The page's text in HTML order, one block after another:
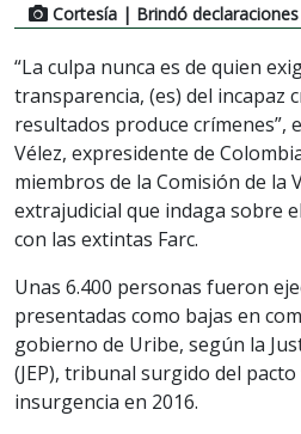
Cortesía | Brindó
“La culpa nunca es de quien
transparencia, (es) del incapaz
resultados produce crímenes”,
Vélez, expresidente de
miembros de la Comisión de la
extrajudicial que indaga sobre
con las extintas Farc.
Unas 6.400 personas fueron
presentadas como bajas en
gobierno de Uribe, según la
(JEP), tribunal surgido del
insurgencia en 2016.